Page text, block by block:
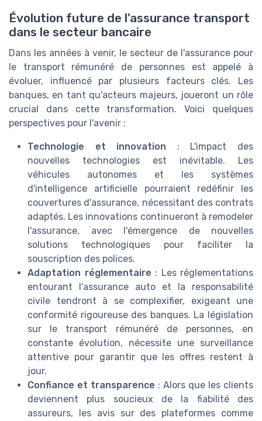
Évolution future de l'assurance transport
dans le secteur bancaire
Dans les années à venir, le secteur de l'assurance pour
le transport rémunéré de personnes est appelé à
évoluer, influencé par plusieurs facteurs clés. Les
banques, en tant qu'acteurs majeurs, joueront un rôle
crucial dans cette transformation. Voici quelques
perspectives pour l'avenir :
Technologie et innovation : L'impact des
nouvelles technologies est inévitable. Les
véhicules autonomes et les systèmes
d'intelligence artificielle pourraient redéfinir les
couvertures d'assurance, nécessitant des contrats
adaptés. Les innovations continueront à remodeler
l'assurance, avec l'émergence de nouvelles
solutions technologiques pour faciliter la
souscription des polices.
Adaptation réglementaire : Les réglementations
entourant l'assurance auto et la responsabilité
civile tendront à se complexifier, exigeant une
conformité rigoureuse des banques. La législation
sur le transport rémunéré de personnes, en
constante évolution, nécessite une surveillance
attentive pour garantir que les offres restent à
jour.
Confiance et transparence : Alors que les clients
deviennent plus soucieux de la fiabilité des
assureurs, les avis sur des plateformes comme